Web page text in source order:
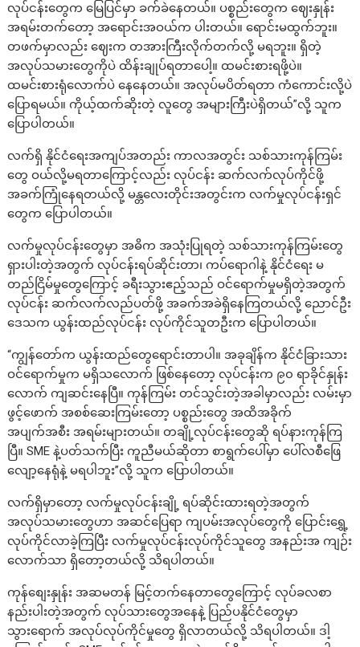
လုပ်ငန်းတွေက မြေပြင်မှာ ခက်ခဲနေတယ်။ ပစ္စည်းတွေက ဈေးနှုန်း
အရမ်းတက်တော့ အရောင်းအဝယ်က ပါးတယ်။ ရောင်းမထွက်ဘူး။
တဖက်မှာလည်း ဈေးက တအားကြီးလိုက်တက်လို့ မရဘူး။ ရှိတဲ့
အလုပ်သမားတွေကိုပဲ ထိန်းချုပ်ရတာပေါ့။ ထမင်းစားရဖို့ပဲ။
ထမင်းစားရုံလောက်ပဲ နေနေတယ်။ အလုပ်မပိတ်ရတာ ကံကောင်းလို့ပဲ
ပြောရမယ်။ ကိုယ့်ထက်ဆိုးတဲ့ လူတွေ အများကြီးပဲရှိတယ်”လို့ သူက
ပြောပါတယ်။
လက်ရှိ နိုင်ငံရေးအကျပ်အတည်း ကာလအတွင်း သစ်သားကုန်ကြမ်း
တွေ ဝယ်လို့မရတာကြောင့်လည်း လုပ်ငန်း ဆက်လက်လုပ်ကိုင်ဖို့
အခက်ကြုံနေရတယ်လို့ မန္တလေးတိုင်းအတွင်းက လက်မှုလုပ်ငန်းရှင်
တွေက ပြောပါတယ်။
လက်မှုလုပ်ငန်းတွေမှာ အဓိက အသုံးပြုရတဲ့ သစ်သားကုန်ကြမ်းတွေ
ရှားပါးတဲ့အတွက် လုပ်ငန်းရပ်ဆိုင်းတာ၊ ကပ်ရောဂါနဲ့ နိုင်ငံရေး မ
တည်ငြိမ်မှုတွေကြောင့် ခရီးသွားဧည့်သည် ဝင်ရောက်မှုမရှိတဲ့အတွက်
လုပ်ငန်း ဆက်လက်လည်ပတ်ဖို့ အခက်အခဲရှိနေကြတယ်လို့ ညောင်ဦး
ဒေသက ယွန်းထည်လုပ်ငန်း လုပ်ကိုင်သူတဦးက ပြောပါတယ်။
“ကျွန်တော်က ယွန်းထည်တွေရောင်းတာပါ။ အခုချိန်က နိုင်ငံခြားသား
ဝင်ရောက်မှုက မရှိသလောက် ဖြစ်နေတော့ လုပ်ငန်းက ၉၀ ရာခိုင်နှုန်း
လောက် ကျဆင်းနေပြီ။ ကုန်ကြမ်း တင်သွင်းတဲ့အခါမှာလည်း လမ်းမှာ
ဖွင့်ဖောက် အစစ်ဆေးကြမ်းတော့ ပစ္စည်းတွေ အထိအခိုက်
အပျက်အစီး အရမ်းများတယ်။ တချို့လုပ်ငန်းတွေဆို ရပ်နားကုန်ကြ
ပြီ။ SME နဲ့ပတ်သက်ပြီး ကူညီမယ်ဆိုတာ စာရွက်ပေါ်မှာ ပေါ်လစီဖြေ
လျော့နေရုံနဲ့ မရပါဘူး”လို့ သူက ပြောပါတယ်။
လက်ရှိမှာတော့ လက်မှုလုပ်ငန်းချို့ ရပ်ဆိုင်းထားရတဲ့အတွက်
အလုပ်သမားတွေဟာ အဆင်ပြေရာ ကျပမ်းအလုပ်တွေကို ပြောင်းရွှေ့
လုပ်ကိုင်လာခဲ့ကြပြီး လက်မှုလုပ်ငန်းလုပ်ကိုင်သူတွေ အနည်းအ ကျဉ်း
လောက်သာ ရှိတော့တယ်လို့ သိရပါတယ်။
ကုန်စျေးနှုန်း အဆမတန် မြင့်တက်နေတာတွေကြောင့် လုပ်ခလစာ
နည်းပါးတဲ့အတွက် လုပ်သားတွေအနေနဲ့ ပြည်ပနိုင်ငံတွေမှာ
သွားရောက် အလုပ်လုပ်ကိုင်မှုတွေ ရှိလာတယ်လို့ သိရပါတယ်။ ဒါ့